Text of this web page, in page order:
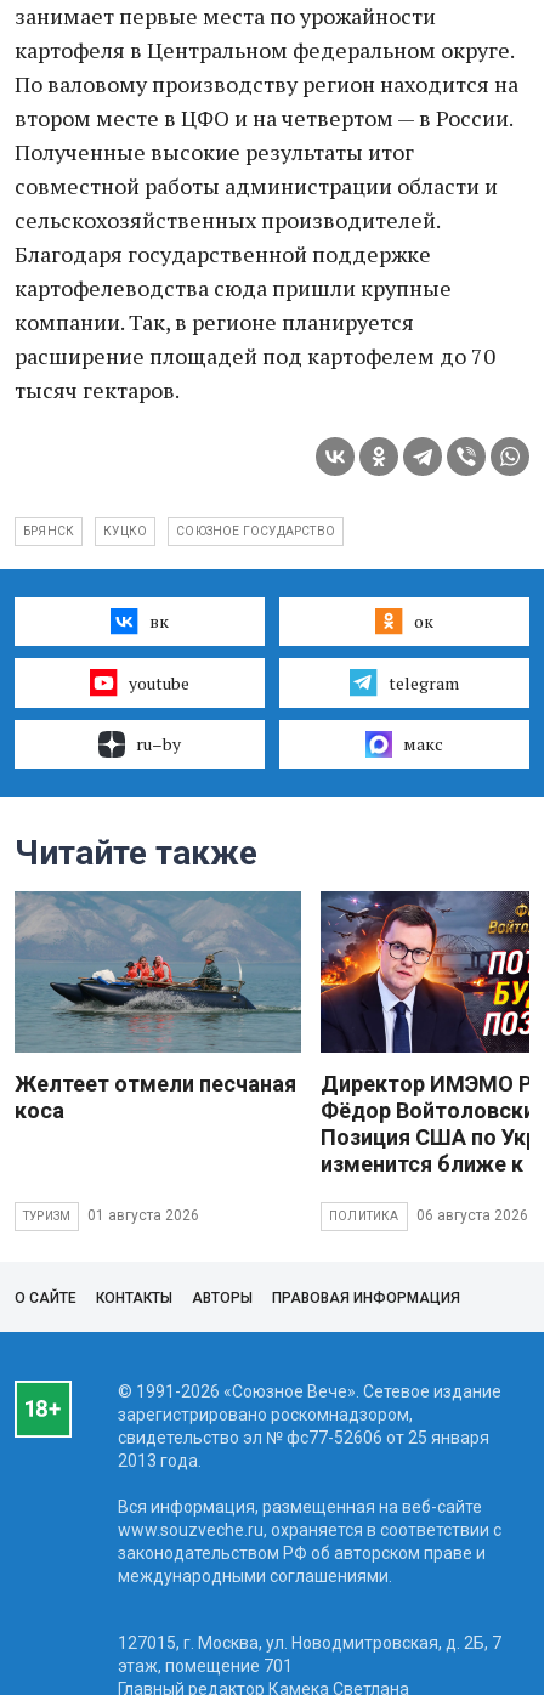
занимает первые места по урожайности
картофеля в Центральном федеральном округе.
По валовому производству регион находится на
втором месте в ЦФО и на четвертом — в России.
Полученные высокие результаты итог
совместной работы администрации области и
сельскохозяйственных производителей.
Благодаря государственной поддержке
картофелеводства сюда пришли крупные
компании. Так, в регионе планируется
расширение площадей под картофелем до 70
тысяч гектаров.
БРЯНСК КУЦКО СОЮЗНОЕ ГОСУДАРСТВО
вк ок
youtube telegram
ru–by макс
Читайте также
Желтеет отмели песчаная
коса
ТУРИЗМ 01 августа 2026
Директор ИМЭМО
Фёдор
Позиция США по
изменится ближе к
ПОЛИТИКА 06 августа 2026
О САЙТЕ КОНТАКТЫ АВТОРЫ ПРАВОВАЯ ИНФОРМАЦИЯ
© 1991-2026 «Союзное Вече». Сетевое издание
зарегистрировано роскомнадзором,
свидетельство эл № фc77-52606 от 25 января
2013 года.
Вся информация, размещенная на веб-сайте
www.souzveche.ru, охраняется в соответствии с
законодательством РФ об авторском праве и
международными соглашениями.
127015, г. Москва, ул. Новодмитровская, д. 2Б, 7
этаж, помещение 701
Главный редактор Камека Светлана